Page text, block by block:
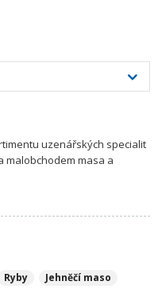
uzenářských specialit
malobchodem masa a
Ryby
Jehněčí maso